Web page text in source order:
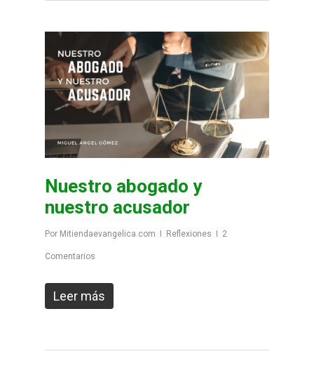
Nuestro abogado y
nuestro acusador
Por Mitiendaevangelica.com Reflexiones 2
Comentarios
Leer más